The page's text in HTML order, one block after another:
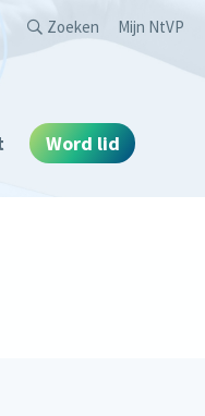
Word lid
Zoeken Mijn NtVP